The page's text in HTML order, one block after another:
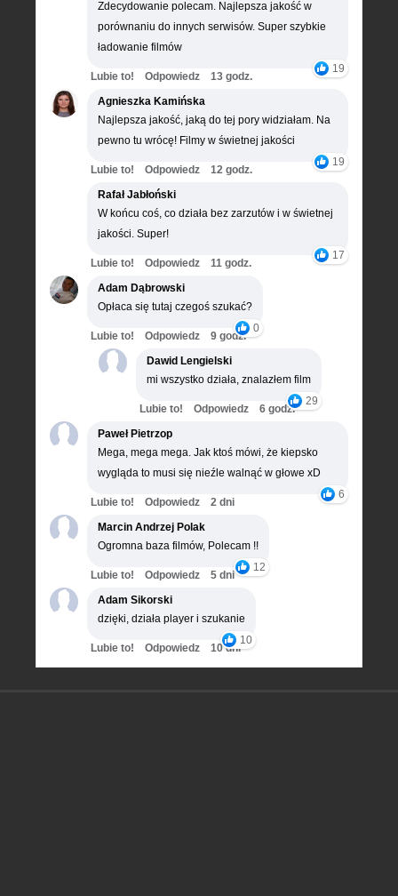
Zdecydowanie polecam. Najlepsza jakość w
porównaniu do innych serwisów. Super szybkie
ładowanie filmów
19
Lubie to! Odpowiedz
13 godz.
Agnieszka Kamińska
Najlepsza jakość, jaką do tej pory widziałam. Na
pewno tu wrócę! Filmy w świetnej jakości
19
Lubie to! Odpowiedz
12 godz.
Rafał Jabłoński
W końcu coś, co działa bez zarzutów i w świetnej
jakości. Super!
17
Lubie to! Odpowiedz
11 godz.
Adam Dąbrowski
Opłaca się tutaj czegoś szukać?
0
Lubie to! Odpowiedz
9 godz.
Dawid Lengielski
mi wszystko działa, znalazłem film
29
Lubie to! Odpowiedz
6 godz.
Paweł Pietrzop
Mega, mega mega. Jak ktoś mówi, że kiepsko
wygląda to musi się nieźle walnąć w głowe xD
6
Lubie to! Odpowiedz
2 dni
Marcin Andrzej Polak
Ogromna baza filmów, Polecam !!
12
Lubie to! Odpowiedz
5 dni
Adam Sikorski
dzięki, działa player i szukanie
10
Lubie to! Odpowiedz 10 dni